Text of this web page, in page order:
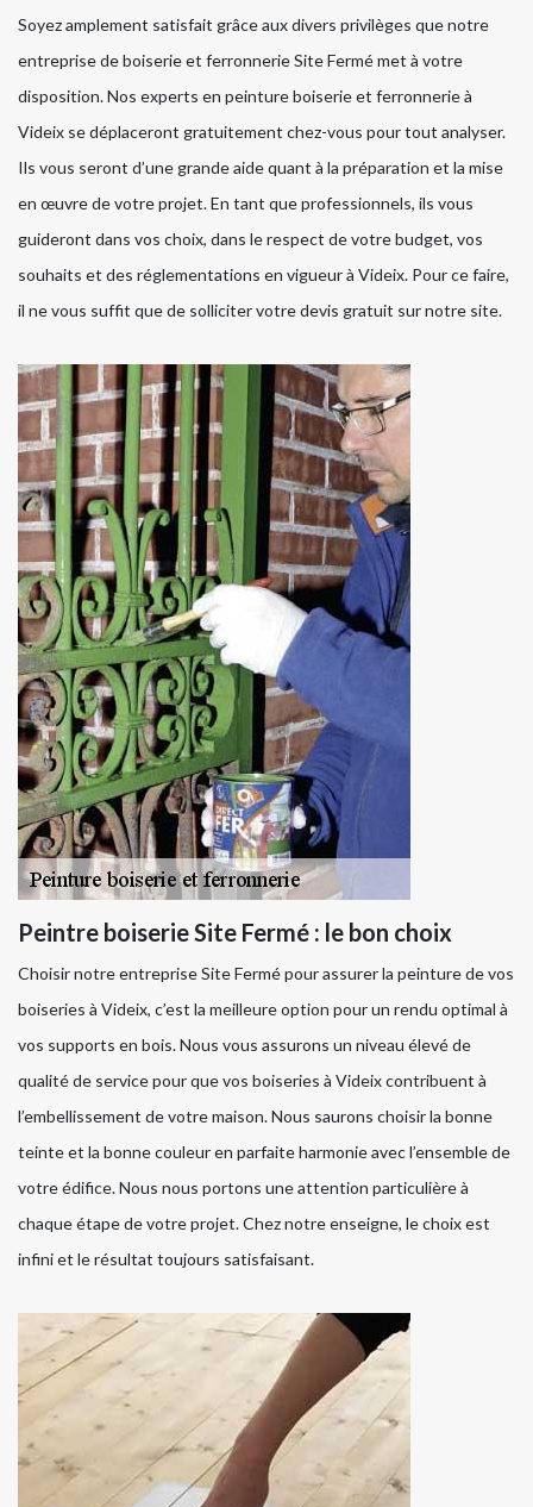
Soyez amplement satisfait grâce aux divers privilèges que notre
entreprise de boiserie et ferronnerie Site Fermé met à votre
disposition. Nos experts en peinture boiserie et ferronnerie à
Videix se déplaceront gratuitement chez-vous pour tout analyser.
Ils vous seront d’une grande aide quant à la préparation et la mise
en œuvre de votre projet. En tant que professionnels, ils vous
guideront dans vos choix, dans le respect de votre budget, vos
souhaits et des réglementations en vigueur à Videix. Pour ce faire,
il ne vous suffit que de solliciter votre devis gratuit sur notre site.
Peintre boiserie Site Fermé : le bon choix
Choisir notre entreprise Site Fermé pour assurer la peinture de vos
boiseries à Videix, c’est la meilleure option pour un rendu optimal à
vos supports en bois. Nous vous assurons un niveau élevé de
qualité de service pour que vos boiseries à Videix contribuent à
l’embellissement de votre maison. Nous saurons choisir la bonne
teinte et la bonne couleur en parfaite harmonie avec l’ensemble de
votre édifice. Nous nous portons une attention particulière à
chaque étape de votre projet. Chez notre enseigne, le choix est
infini et le résultat toujours satisfaisant.